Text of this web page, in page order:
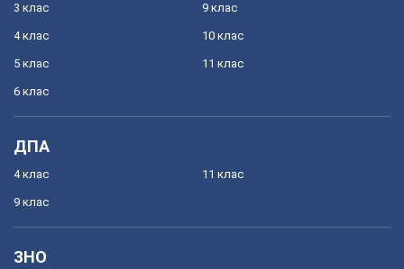
3 клас
4 клас
5 клас
6 клас
9 клас
10 клас
11 клас
ДПА
4 клас
9 клас
11 клас
ЗНО